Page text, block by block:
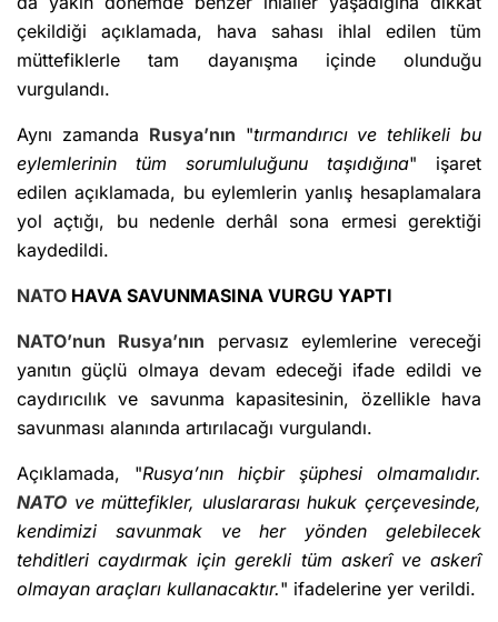
çekildiği açıklamada, hava sahası ihlal edilen tüm
müttefiklerle tam dayanışma içinde olunduğu
vurgulandı.
Aynı zamanda Rusya’nın "tırmandırıcı ve tehlikeli bu
eylemlerinin tüm sorumluluğunu taşıdığına" işaret
edilen açıklamada, bu eylemlerin yanlış hesaplamalara
yol açtığı, bu nedenle derhâl sona ermesi gerektiği
kaydedildi.
NATO HAVA SAVUNMASINA VURGU YAPTI
NATO’nun Rusya’nın pervasız eylemlerine vereceği
yanıtın güçlü olmaya devam edeceği ifade edildi ve
caydırıcılık ve savunma kapasitesinin, özellikle hava
savunması alanında artırılacağı vurgulandı.
Açıklamada, "Rusya’nın hiçbir şüphesi olmamalıdır.
NATO ve müttefikler, uluslararası hukuk çerçevesinde,
kendimizi savunmak ve her yönden gelebilecek
tehditleri caydırmak için gerekli tüm askerî ve askerî
olmayan araçları kullanacaktır." ifadelerine yer verildi.